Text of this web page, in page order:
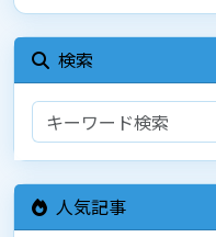
検索
人気記事